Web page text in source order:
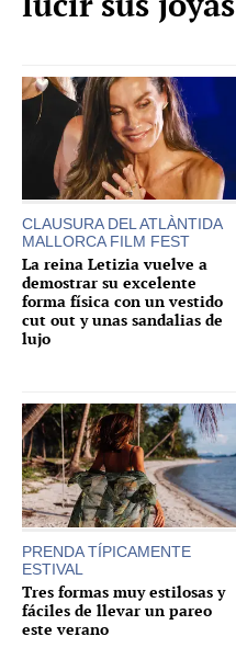
CLAUSURA DEL ATLÀNTIDA
MALLORCA FILM FEST
La reina Letizia vuelve a
demostrar su excelente
forma física con un vestido
cut out y unas sandalias de
lujo
PRENDA TÍPICAMENTE
ESTIVAL
Tres formas muy estilosas y
fáciles de llevar un pareo
este verano